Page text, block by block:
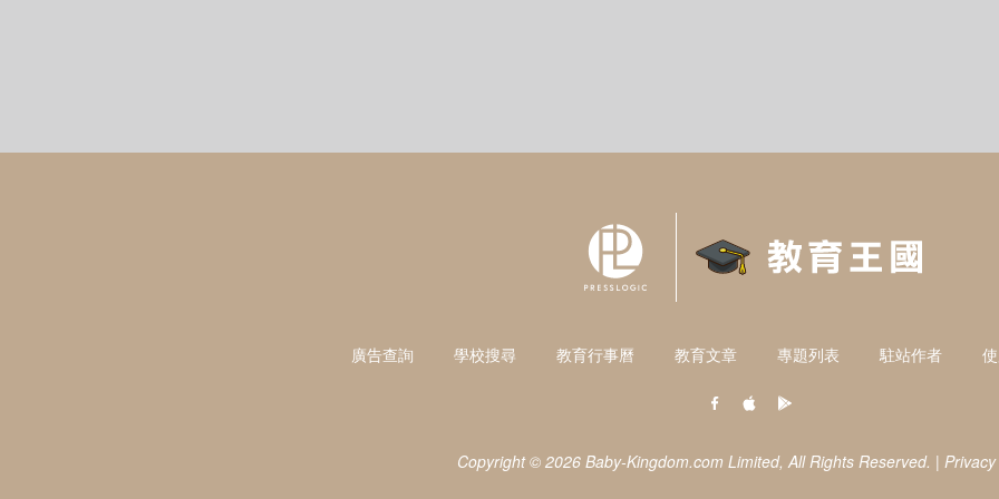
廣告查詢 學校搜尋 教育行事曆 教育文章 專題列表 駐站作者
Copyright © 2026 Baby-Kingdom.com Limited, All Rights Reserved. |